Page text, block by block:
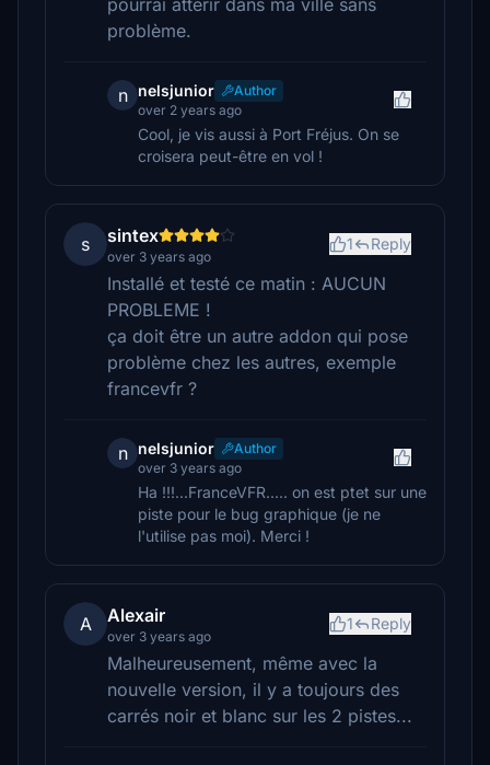
pourrai atterir dans ma ville sans
problème.
n nelsjunior
Author
over 2 years ago
Cool, je vis aussi à Port Fréjus. On se
croisera peut-être en vol !
s sintex
over 3 years ago
1 Reply
Installé et testé ce matin : AUCUN
PROBLEME !
ça doit être un autre addon qui pose
problème chez les autres, exemple
francevfr ?
n nelsjunior
Author
over 3 years ago
Ha !!!...FranceVFR..... on est ptet sur une
piste pour le bug graphique (je ne
l'utilise pas moi). Merci !
A Alexair
over 3 years ago
1 Reply
Malheureusement, même avec la
nouvelle version, il y a toujours des
carrés noir et blanc sur les 2 pistes...